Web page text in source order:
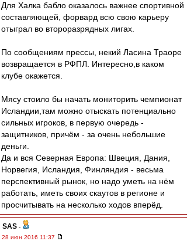
Для Халка бабло оказалось важнее спортивной
составляющей, форвард всю свою карьеру
отыграл во второразрядных лигах.
По сообщениям прессы, некий Ласина Траоре
возвращается в РФПЛ. Интересно,в каком
клубе окажется.
Мясу стоило бы начать мониторить чемпионат
Исландии,там можно отыскать потенциально
сильных игроков, в первую очередь -
защитников, причём - за очень небольшие
деньги.
Да и вся Северная Европа: Швеция, Дания,
Норвегия, Исландия, Финляндия - весьма
перспективный рынок, но надо уметь на нём
работать, иметь своих скаутов в регионе и
просчитывать на несколько ходов вперёд.
SAS -
28 июн 2016 11:37